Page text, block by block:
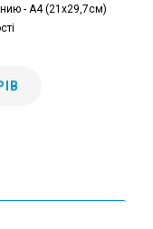
- А4 (21x29,7см)